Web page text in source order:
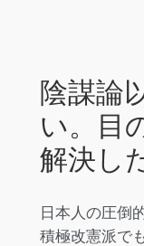
陰謀論
い。目
解決し
日本人の圧倒
積極改憲派で